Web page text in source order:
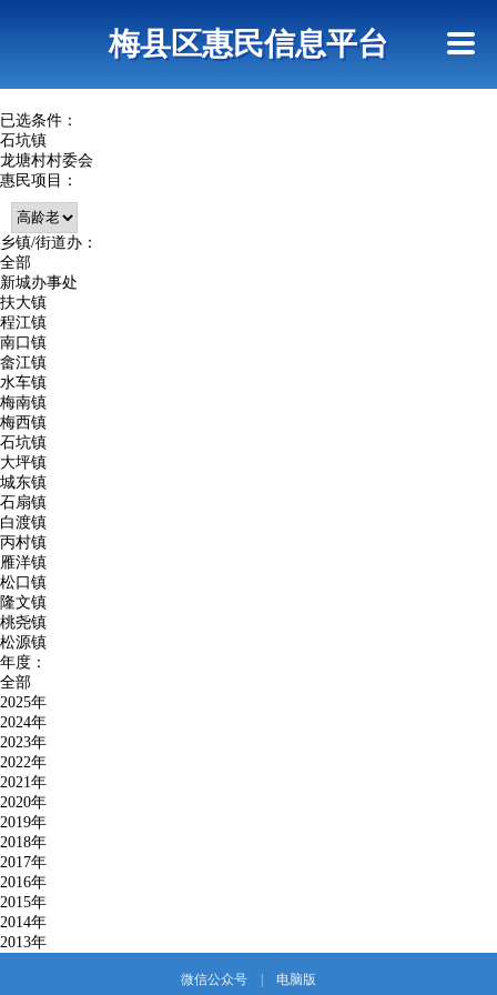
查询指引梅县区惠民信息平台
已选条件：
石坑镇
龙塘村村委会
惠民项目：
乡镇/街道办：
全部
新城办事处
扶大镇
程江镇
南口镇
畲江镇
水车镇
梅南镇
梅西镇
石坑镇
大坪镇
城东镇
石扇镇
白渡镇
丙村镇
雁洋镇
松口镇
隆文镇
桃尧镇
松源镇
年度：
全部
2025年
2024年
2023年
2022年
2021年
2020年
2019年
2018年
2017年
2016年
2015年
2014年
2013年
微信公众号 电脑版